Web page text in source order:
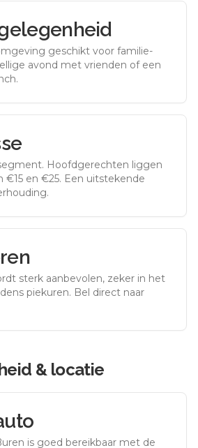
geschikt voor familie-
avond met vrienden of een
. Hoofdgerechten liggen
€15 en €25. Een uitstekende
sterk aanbevolen, zeker in het
piekuren. Bel direct naar
& locatie
is goed bereikbaar met de